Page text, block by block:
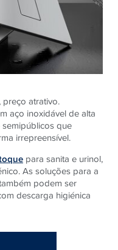
preço atrativo.
aço inoxidável de alta
que
irrepreensível.
para sanita e urinol,
As soluções para a
podem ser
descarga higiénica